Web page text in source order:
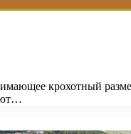
крохотный